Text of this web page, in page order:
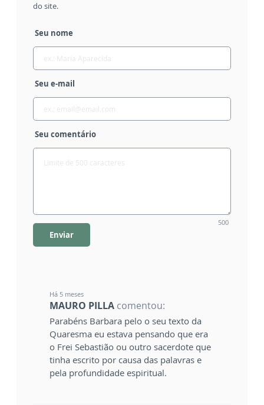
do site.
Seu nome
Seu e-mail
Seu comentário
500
Enviar
Há 5 meses
MAURO PILLA comentou:
Parabéns Barbara pelo o seu texto da
Quaresma eu estava pensando que era
o Frei Sebastião ou outro sacerdote que
tinha escrito por causa das palavras e
pela profundidade espiritual.